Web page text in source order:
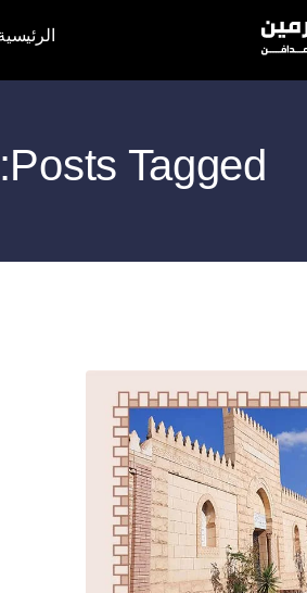
Posts Tagged: اسعار مقابر العاشر من رمضان